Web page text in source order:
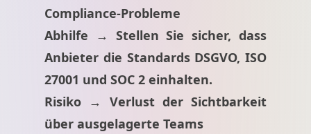
Compliance-Probleme
Abhilfe → Stellen Sie sicher, dass
Anbieter die Standards DSGVO, ISO
27001 und SOC 2 einhalten.
Risiko → Verlust der Sichtbarkeit
über ausgelagerte Teams